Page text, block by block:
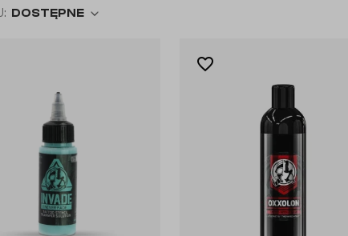
DOSTĘPNE
favorite_border